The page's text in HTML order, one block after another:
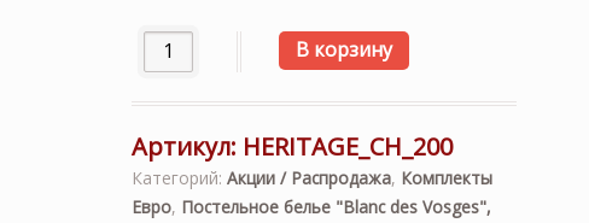
Количество товара «HERITAGE CHANVRE»
В корзину
Артикул: HERITAGE_CH_200
Категорий: Акции / Распродажа, Комплекты
Евро, Постельное белье "Blanc des Vosges",